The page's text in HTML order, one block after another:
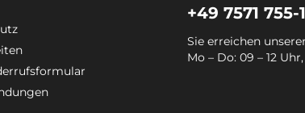
+49 7571 755-
Sie erreichen
Mo – Do: 09 – 12